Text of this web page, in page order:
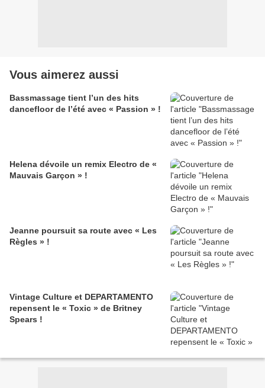
Vous aimerez aussi
Bassmassage tient l’un des hits
dancefloor de l’été avec « Passion » !
Helena dévoile un remix Electro de «
Mauvais Garçon » !
Jeanne poursuit sa route avec « Les
Règles » !
Vintage Culture et DEPARTAMENTO
repensent le « Toxic » de Britney
Spears !